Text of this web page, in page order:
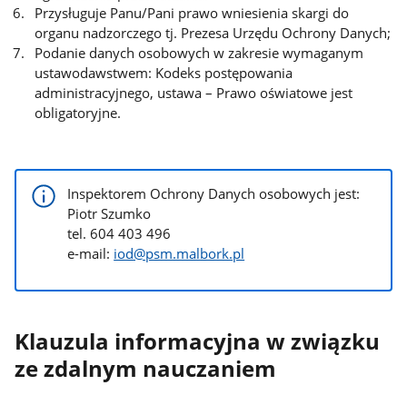
Przysługuje Panu/Pani prawo wniesienia skargi do
organu nadzorczego tj. Prezesa Urzędu Ochrony Danych;
Podanie danych osobowych w zakresie wymaganym
ustawodawstwem: Kodeks postępowania
administracyjnego, ustawa – Prawo oświatowe jest
obligatoryjne.
Inspektorem Ochrony Danych osobowych jest:
Piotr Szumko
tel. 604 403 496
e-mail: iod@psm.malbork.pl
Klauzula informacyjna w związku
ze zdalnym nauczaniem